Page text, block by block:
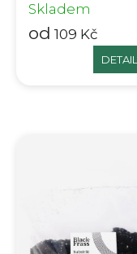
Skladem
od 109 Kč
DETAIL